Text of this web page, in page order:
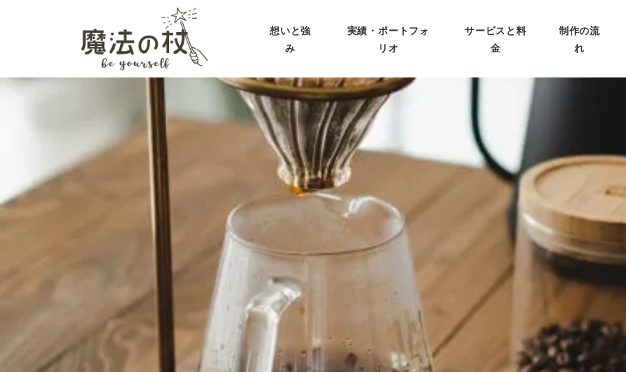
想いと強
み
実績・ポートフォ
リオ
サービスと料
金
制作の流
れ